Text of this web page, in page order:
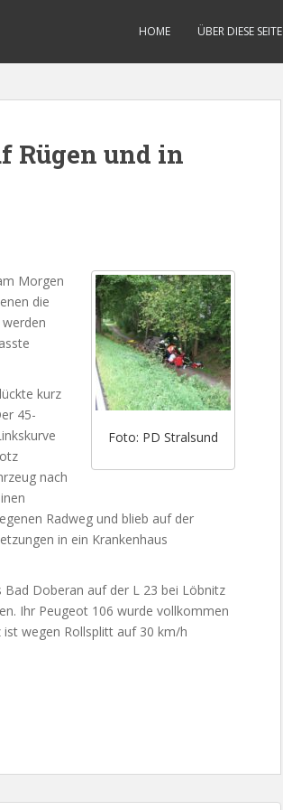
HOME ÜBER DIESE SEITE
Rügen und in
Foto: PD Stralsund
Morgen
die
kurz
45-
nach
Radweg und blieb auf der
in ein Krankenhaus
Bad Doberan auf der L 23 bei Löbnitz
Ihr Peugeot 106 wurde vollkommen
wegen Rollsplitt auf 30 km/h